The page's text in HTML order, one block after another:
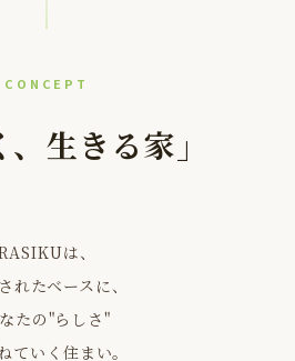
CONCEPT
、生きる家」
は、
れたベースに、
たの"らしさ"
ていく住まい。